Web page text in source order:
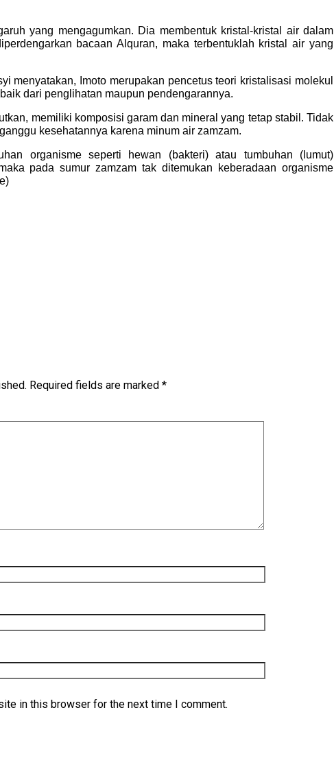
yang mengagumkan. Dia membentuk kristal-kristal air dalam
bacaan Alquran, maka terbentuklah kristal air yang
menyatakan, Imoto merupakan pencetus teori kristalisasi molekul
dari penglihatan maupun pendengarannya.
memiliki komposisi garam dan mineral yang tetap stabil. Tidak
kesehatannya karena minum air zamzam.
organisme seperti hewan (bakteri) atau tumbuhan (lumut)
pada sumur zamzam tak ditemukan keberadaan organisme
Required fields are marked *
in this browser for the next time I comment.